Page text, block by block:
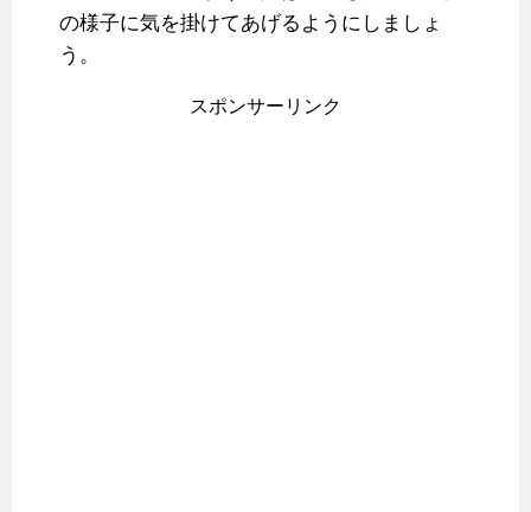
の様子に気を掛けてあげるようにしましょ
う。
スポンサーリンク